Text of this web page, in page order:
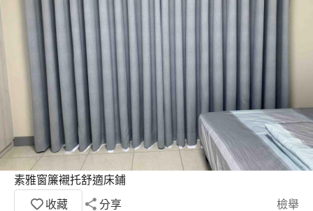
素雅窗簾襯托舒適床鋪
收藏
分享 檢舉